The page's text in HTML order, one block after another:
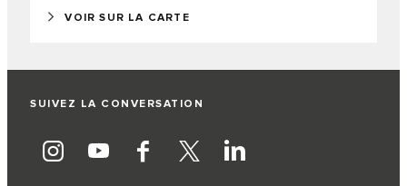
VOIR SUR LA CARTE
SUIVEZ LA CONVERSATION